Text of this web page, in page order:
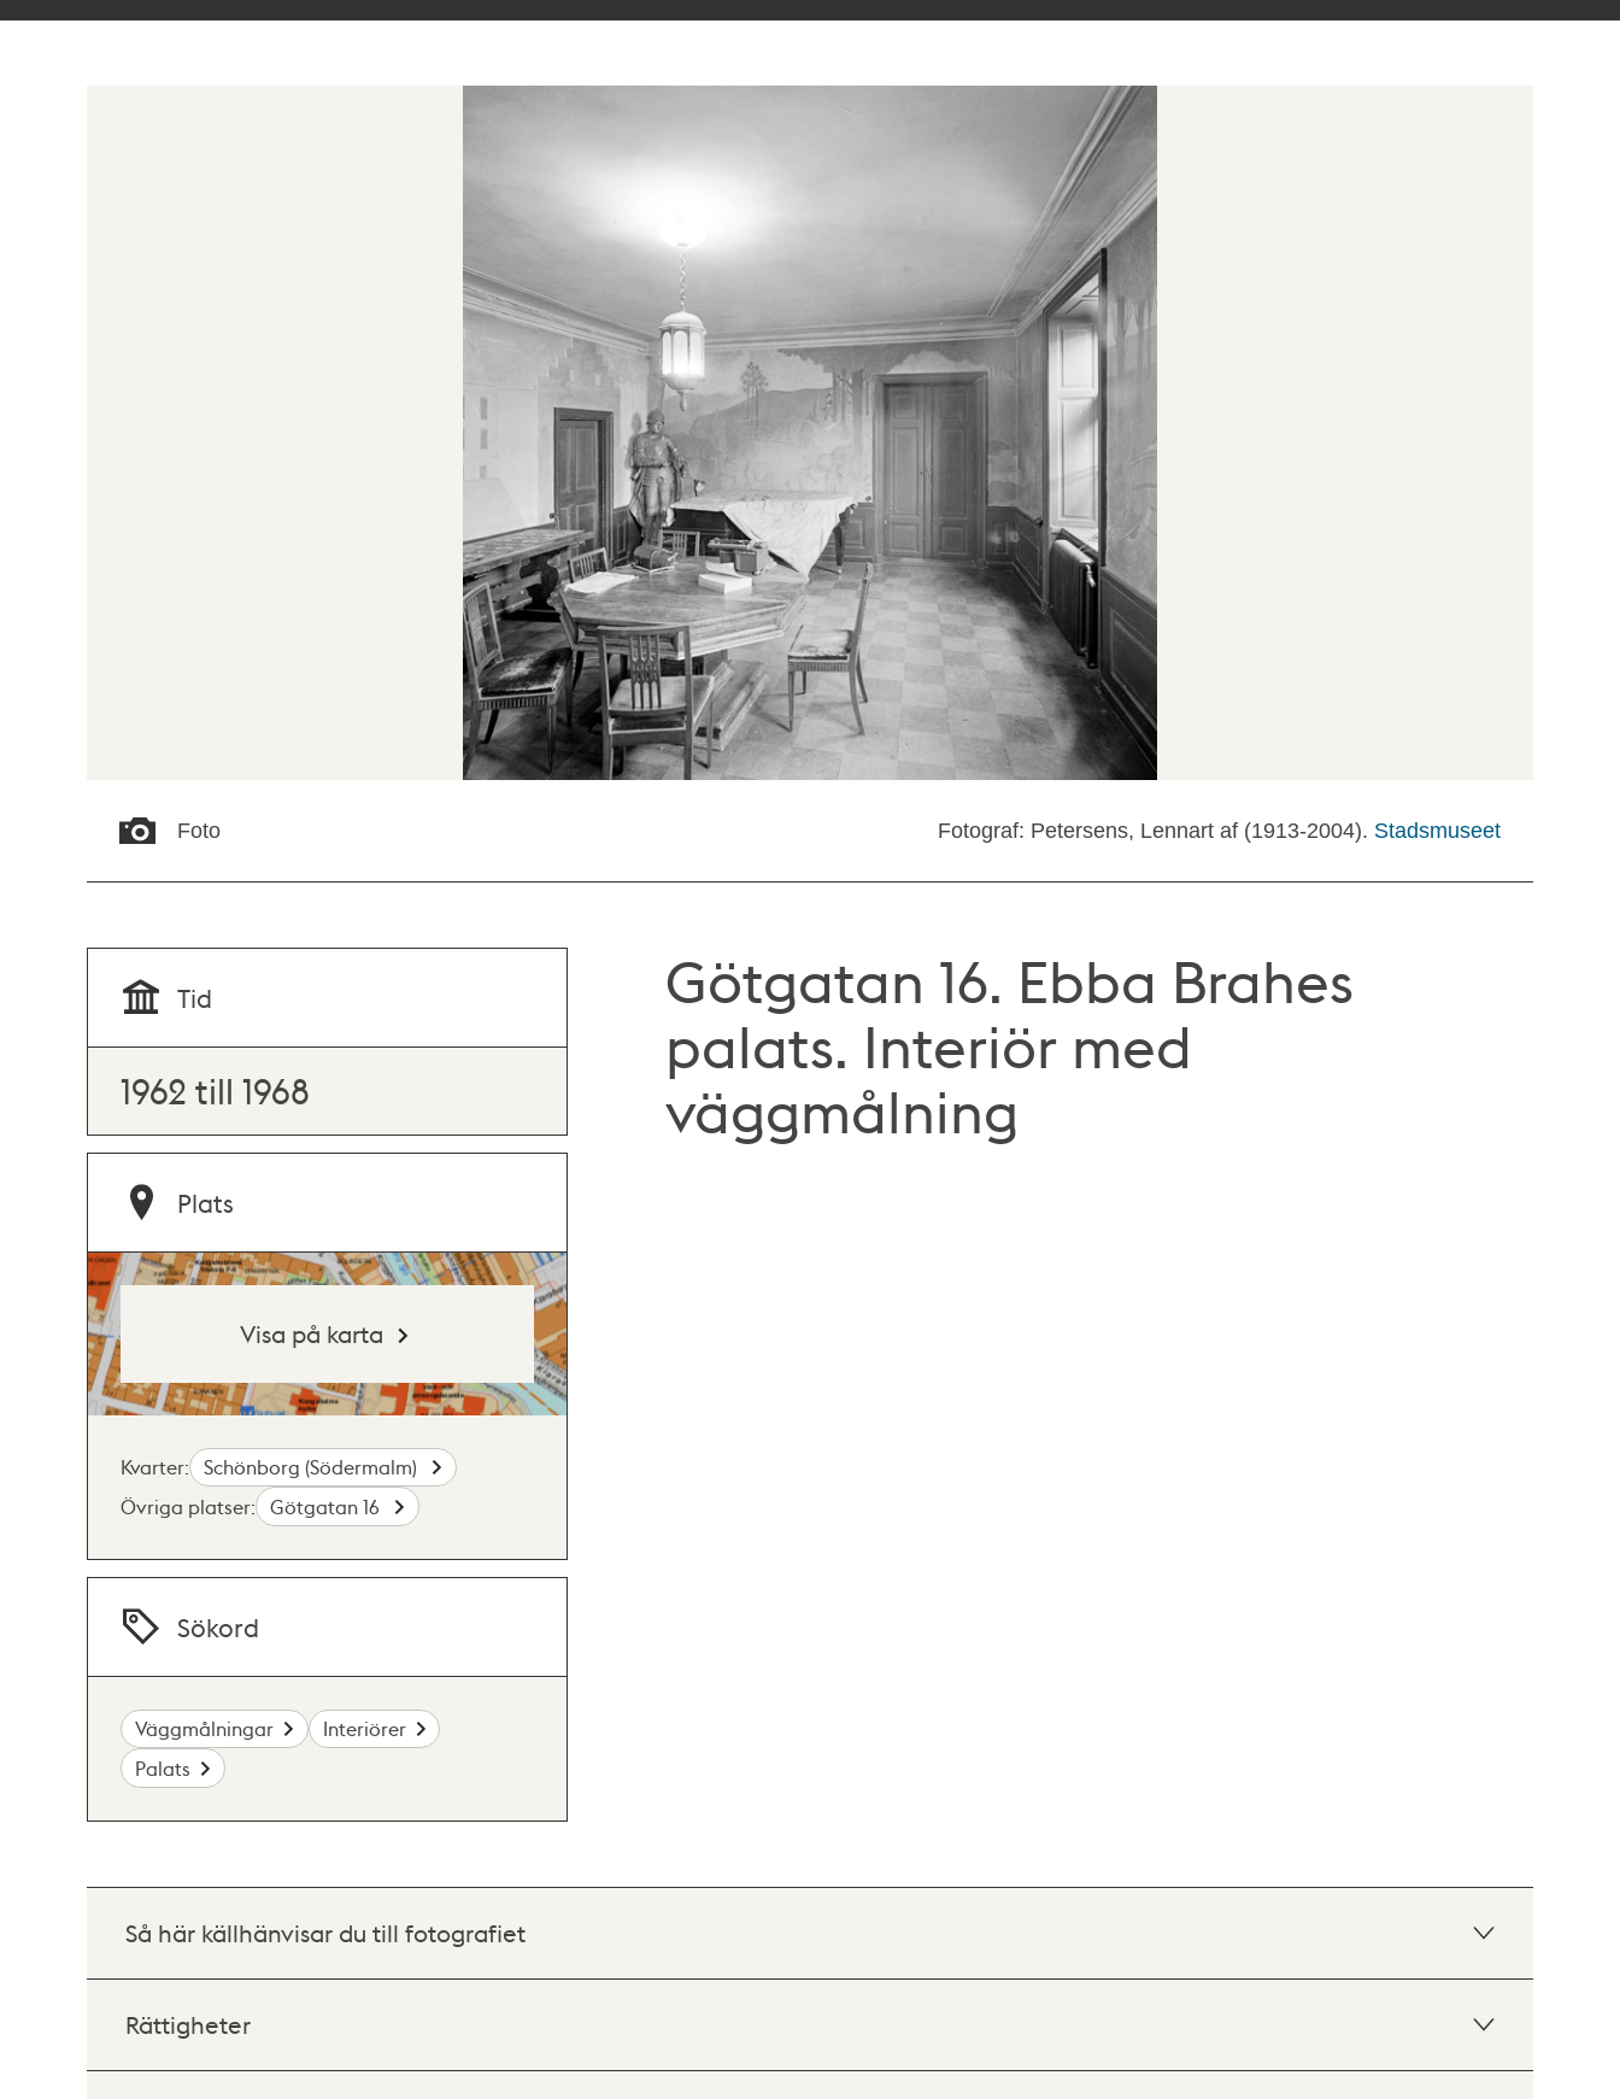
Foto Fotograf: Petersens, Lennart af (1913-2004). Stadsmuseet
Götgatan 16. Ebba Brahes
palats. Interiör med
väggmålning
Tid
1962 till 1968
Plats
Visa på karta
Kvarter:
Schönborg (Södermalm)
Övriga platser:
Götgatan 16
Sökord
Väggmålningar
Interiörer
Palats
Så här källhänvisar du till fotografiet
Rättigheter